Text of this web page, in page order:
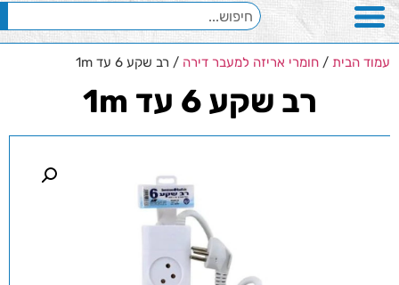
עמוד הבית / חומרי אריזה למעבר דירה / רב שקע 6 עד 1m
רב שקע 6 עד 1m